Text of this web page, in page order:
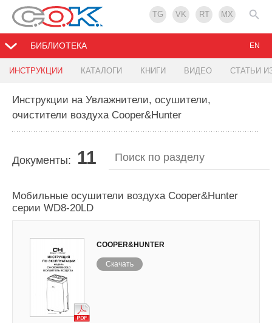
TG VK RT MX
БИБЛИОТЕКА
ИНСТРУКЦИИ КАТАЛОГИ КНИГИ ВИДЕО СТАТЬИ
EN
Инструкции на Увлажнители, осушители,
очистители воздуха Cooper&Hunter
Документы: 11
Мобильные осушители воздуха Cooper&Hunter
серии WD8-20LD
COOPER&HUNTER
Скачать